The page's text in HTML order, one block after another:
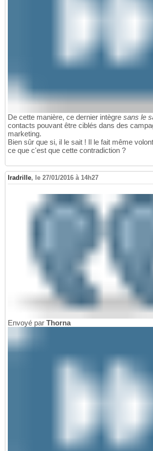
De cette manière, ce dernier intègre sans le
contacts pouvant être ciblés dans des
marketing.
Bien sûr que si, il le sait ! Il le fait même
ce que c'est que cette contradiction ?
Iradrille, le 27/01/2016 à 14h27
Envoyé par Thorna